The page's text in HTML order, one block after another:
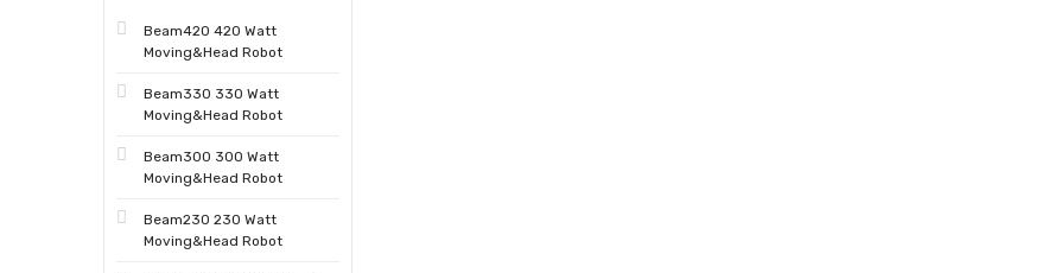
Beam420 420 Watt
Moving&Head Robot
Beam330 330 Watt
Moving&Head Robot
Beam300 300 Watt
Moving&Head Robot
Beam230 230 Watt
Moving&Head Robot